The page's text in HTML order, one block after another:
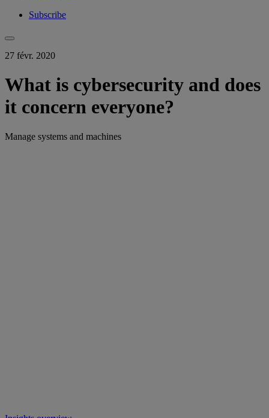
Subscribe
27 févr. 2020
What is cybersecurity and does
it concern everyone?
Manage systems and machines